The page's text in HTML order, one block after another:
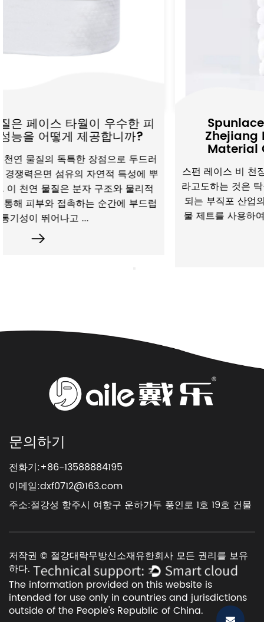
한 피
?
두드러
성에 뿌
리적
부드럽
Spunlace Non-Awoven
Zhejiang Daile Non-Woven
Material Co., Ltd의 고성능 솔루
스펀 레이스 비 천장 직물 Hydroengled non -
라고도하는 것은 탁월한 부직감, 강도 및 흡수성
되는 부직포 산업의 초석입니다. Spunlace 공
물 제트를 사용하여 섬유를 얽히고 강력하면서
문의하기
전화기:+86-13588884195
이메일:dxf0712@163.com
주소:절강성 항주시 여항구 운하가두 풍인로 1호 19호 건물
저작권 © 절강대락무방신소재유한회사 모든 권리를 보유
하다.
The information provided on this website is
intended for use only in countries and jurisdictions
outside of the People's Republic of China.